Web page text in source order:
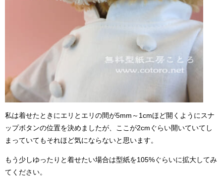
私は着せたときにエリとエリの間が5mm～1cmほど開くようにスナ
ップボタンの位置を決めましたが、ここが2cmぐらい開いていてし
まっていてもそれほど気にならないと思います。
もう少しゆったりと着せたい場合は型紙を105%ぐらいに拡大してみ
てください。